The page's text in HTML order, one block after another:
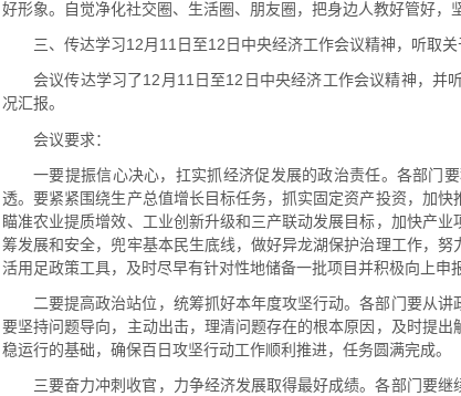
好形象。自觉净化社交圈、生活圈、朋友圈，把身边人教好管好，
三、传达学习12月11日至12日中央经济工作会议精神，听取
会议传达学习了12月11日至12日中央经济工作会议精神，并
况汇报。
会议要求：
一要提振信心决心，扛实抓经济促发展的政治责任。各部门
透。要紧紧围绕生产总值增长目标任务，抓实固定资产投资，加
瞄准农业提质增效、工业创新升级和三产联动发展目标，加快产
筹发展和安全，兜牢基本民生底线，做好异龙湖保护治理工作，
活用足政策工具，及时尽早有针对性地储备一批项目并积极向上申
二要提高政治站位，统筹抓好本年度攻坚行动。各部门要从
要坚持问题导向，主动出击，理清问题存在的根本原因，及时提
稳运行的基础，确保百日攻坚行动工作顺利推进，任务圆满完成。
三要奋力冲刺收官，力争经济发展取得最好成绩。各部门要